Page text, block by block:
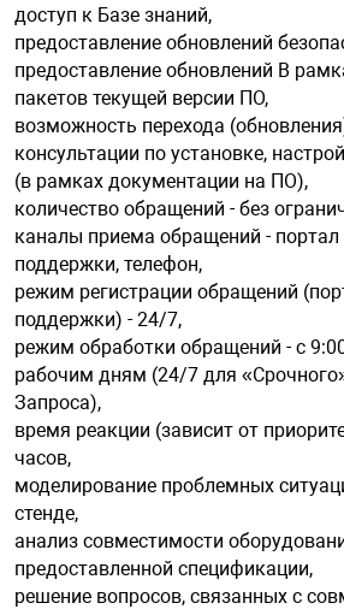
доступ к Базе знаний,
предоставление обновлений
предоставление обновлений B
пакетов текущей версии ПО,
возможность перехода
консультации по установке,
(в рамках документации на ПО),
количество обращений - без
каналы приема обращений - портал
поддержки, телефон,
режим регистрации обращений
поддержки) - 24/7,
режим обработки обращений - с
рабочим дням (24/7 для
Запроса),
время реакции (зависит от
часов,
моделирование проблемных
стенде,
анализ совместимости
предоставленной спецификации,
решение вопросов, связанных с